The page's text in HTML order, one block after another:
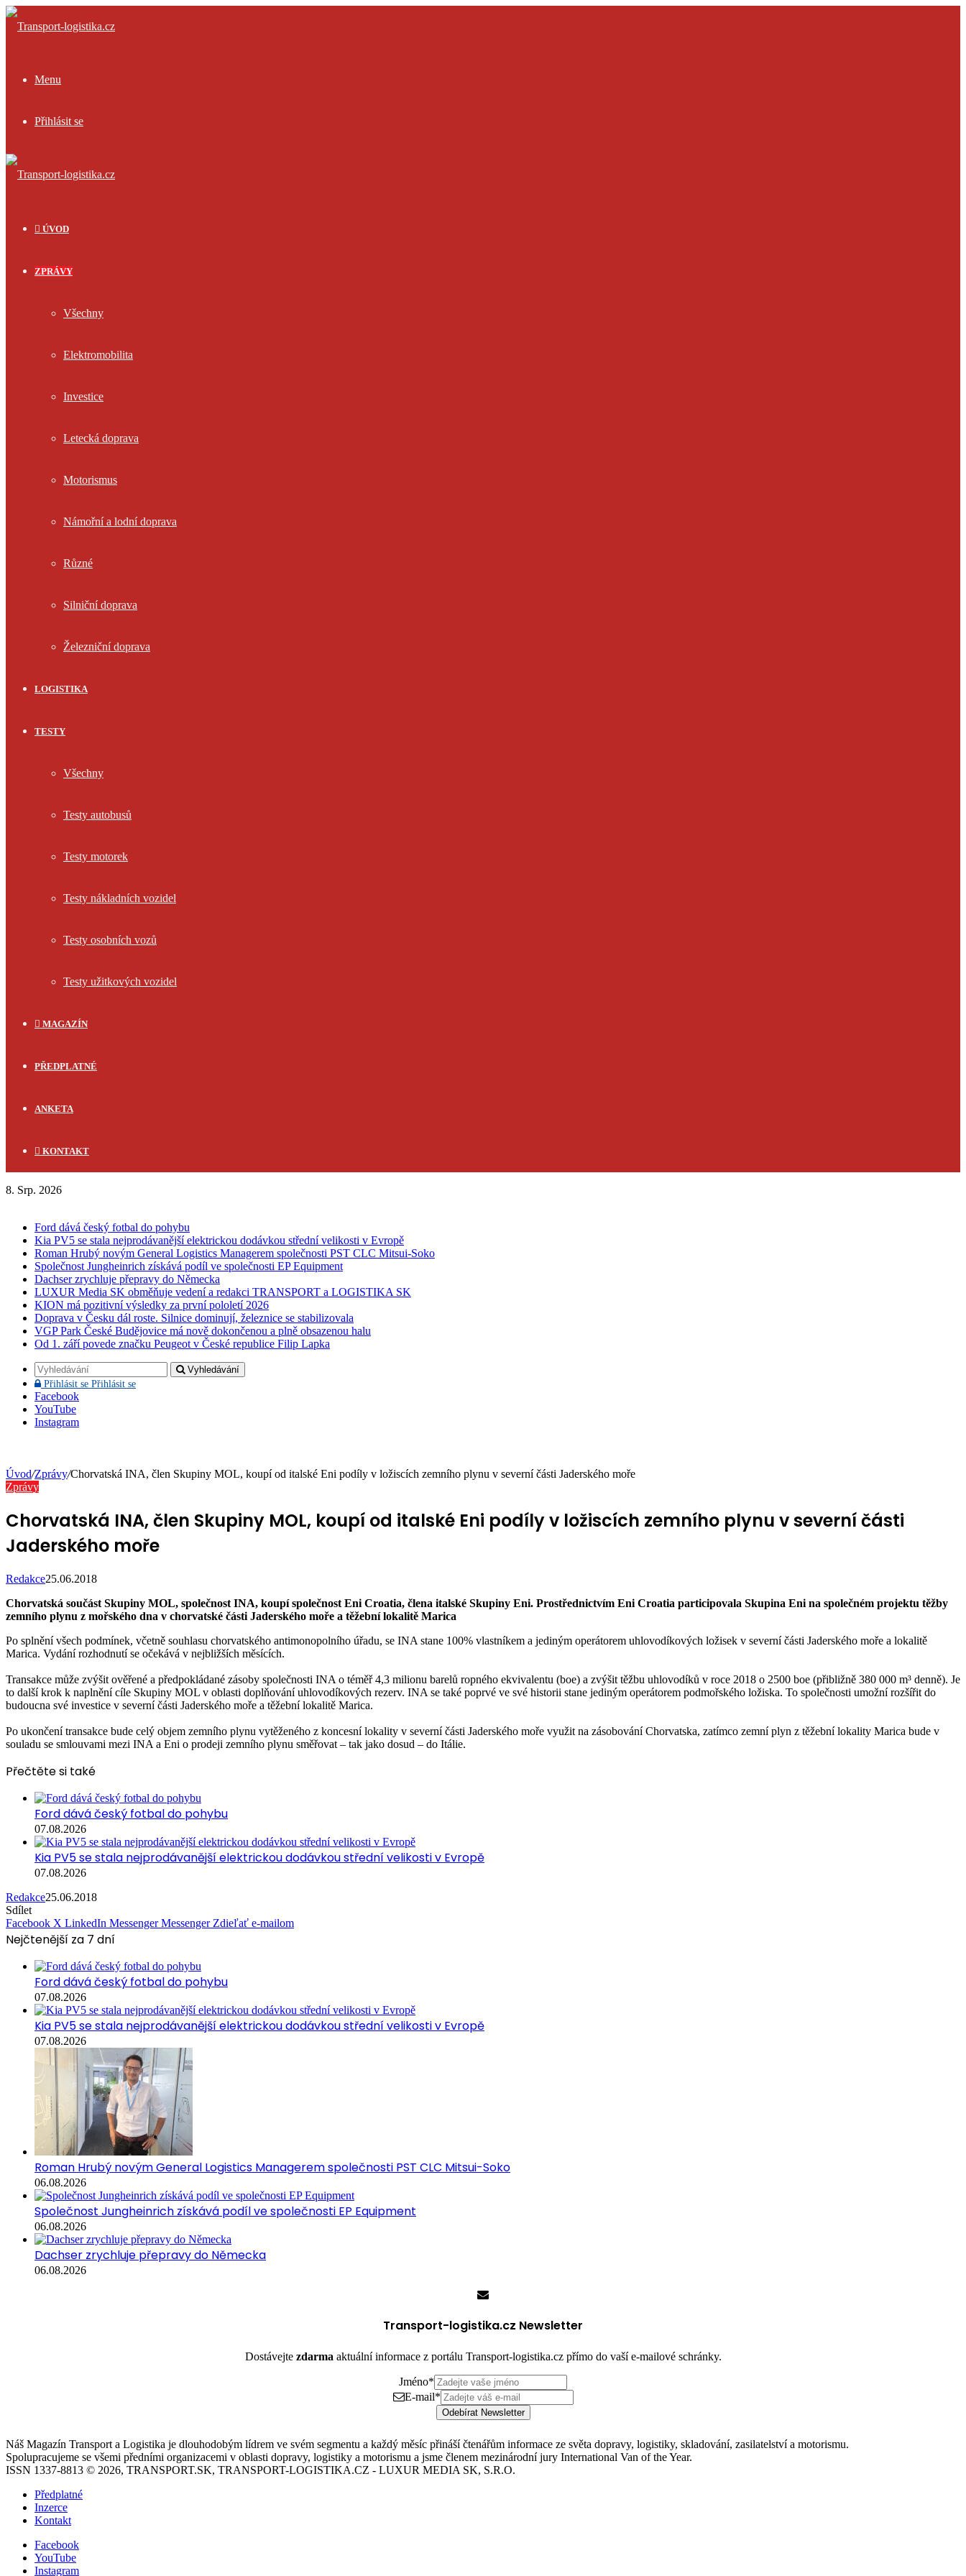
Menu
Přihlásit se
ÚVOD
ZPRÁVY
Všechny
Elektromobilita
Investice
Letecká doprava
Motorismus
Námořní a lodní doprava
Různé
Silniční doprava
Železniční doprava
LOGISTIKA
TESTY
Všechny
Testy autobusů
Testy motorek
Testy nákladních vozidel
Testy osobních vozů
Testy užitkových vozidel
MAGAZÍN
PŘEDPLATNÉ
ANKETA
KONTAKT
8. Srp. 2026
Ford dává český fotbal do pohybu
Kia PV5 se stala nejprodávanější elektrickou dodávkou střední velikosti v Evropě
Roman Hrubý novým General Logistics Managerem společnosti PST CLC Mitsui-Soko
Společnost Jungheinrich získává podíl ve společnosti EP Equipment
Dachser zrychluje přepravy do Německa
LUXUR Media SK obměňuje vedení a redakci TRANSPORT a LOGISTIKA SK
KION má pozitivní výsledky za první pololetí 2026
Doprava v Česku dál roste. Silnice dominují, železnice se stabilizovala
VGP Park České Budějovice má nově dokončenou a plně obsazenou halu
Od 1. září povede značku Peugeot v České republice Filip Lapka
Vyhledávání
Přihlásit se Přihlásit se
Facebook
YouTube
Instagram
Úvod/Zprávy/Chorvatská INA, člen Skupiny MOL, koupí od italské Eni podíly v ložiscích zemního plynu v severní části Jaderského moře
Zprávy
Chorvatská INA, člen Skupiny MOL, koupí od italské Eni podíly v ložiscích zemního plynu v severní části
Jaderského moře
Redakce25.06.2018
Chorvatská součást Skupiny MOL, společnost INA, koupí společnost Eni Croatia, člena italské Skupiny Eni. Prostřednictvím Eni Croatia participovala Skupina Eni na společném projektu těžby
zemního plynu z mořského dna v chorvatské části Jaderského moře a těžební lokalitě Marica
Po splnění všech podmínek, včetně souhlasu chorvatského antimonopolního úřadu, se INA stane 100% vlastníkem a jediným operátorem uhlovodíkových ložisek v severní části Jaderského moře a lokalitě
Marica. Vydání rozhodnutí se očekává v nejbližších měsících.
Transakce může zvýšit ověřené a předpokládané zásoby společnosti INA o téměř 4,3 milionu barelů ropného ekvivalentu (boe) a zvýšit těžbu uhlovodíků v roce 2018 o 2500 boe (přibližně 380 000 m³ denně). Je
to další krok k naplnění cíle Skupiny MOL v oblasti doplňování uhlovodíkových rezerv. INA se také poprvé ve své historii stane jediným operátorem podmořského ložiska. To společnosti umožní rozšířit do
budoucna své investice v severní části Jaderského moře a těžební lokalitě Marica.
Po ukončení transakce bude celý objem zemního plynu vytěženého z koncesní lokality v severní části Jaderského moře využit na zásobování Chorvatska, zatímco zemní plyn z těžební lokality Marica bude v
souladu se smlouvami mezi INA a Eni o prodeji zemního plynu směřovat – tak jako dosud – do Itálie.
Přečtěte si také
Ford dává český fotbal do pohybu
07.08.2026
Kia PV5 se stala nejprodávanější elektrickou dodávkou střední velikosti v Evropě
07.08.2026
Redakce25.06.2018
Sdílet
Facebook X LinkedIn Messenger Messenger Zdieľať e-mailom
Nejčtenější za 7 dní
Ford dává český fotbal do pohybu
07.08.2026
Kia PV5 se stala nejprodávanější elektrickou dodávkou střední velikosti v Evropě
07.08.2026
Roman Hrubý novým General Logistics Managerem společnosti PST CLC Mitsui-Soko
06.08.2026
Společnost Jungheinrich získává podíl ve společnosti EP Equipment
06.08.2026
Dachser zrychluje přepravy do Německa
06.08.2026
Transport-logistika.cz Newsletter
Dostávejte zdarma aktuální informace z portálu Transport-logistika.cz přímo do vaší e-mailové schránky.
Jméno*
E-mail*
Odebírat Newsletter
Náš Magazín Transport a Logistika je dlouhodobým lídrem ve svém segmentu a každý měsíc přináší čtenářům informace ze světa dopravy, logistiky, skladování, zasilatelství a motorismu.
Spolupracujeme se všemi předními organizacemi v oblasti dopravy, logistiky a motorismu a jsme členem mezinárodní jury International Van of the Year.
ISSN 1337-8813 © 2026, TRANSPORT.SK, TRANSPORT-LOGISTIKA.CZ - LUXUR MEDIA SK, S.R.O.
Předplatné
Inzerce
Kontakt
Facebook
YouTube
Instagram